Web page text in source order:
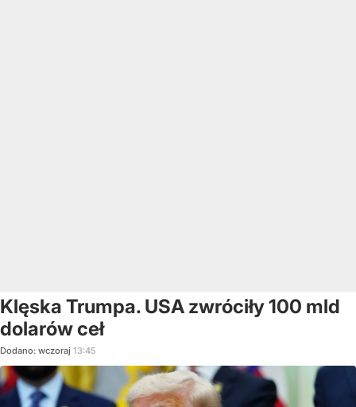
Klęska Trumpa. USA zwróciły 100 mld
dolarów ceł
Dodano: wczoraj 13:45